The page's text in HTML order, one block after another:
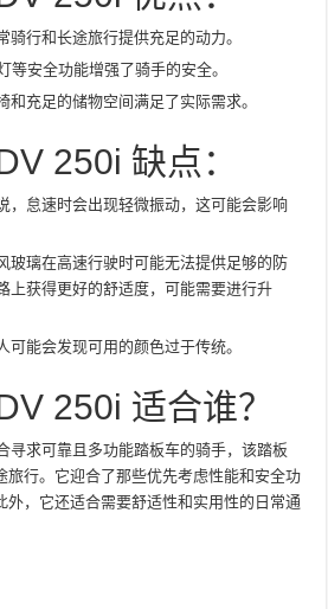
骑行和长途旅行提供充足的动力。
等安全功能增强了骑手的安全。
和充足的储物空间满足了实际需求。
250i 缺点：
，怠速时会出现轻微振动，这可能会影响
玻璃在高速行驶时可能无法提供足够的防
上获得更好的舒适度，可能需要进行升
可能会发现可用的颜色过于传统。
250i 适合谁？
寻求可靠且多功能踏板车的骑手，该踏板
旅行。它迎合了那些优先考虑性能和安全功
外，它还适合需要舒适性和实用性的日常通